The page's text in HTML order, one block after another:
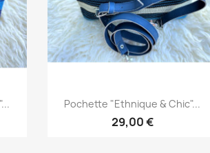
Aperçu rapide
Pochette "Ethnique & Chic"...
29,00 €